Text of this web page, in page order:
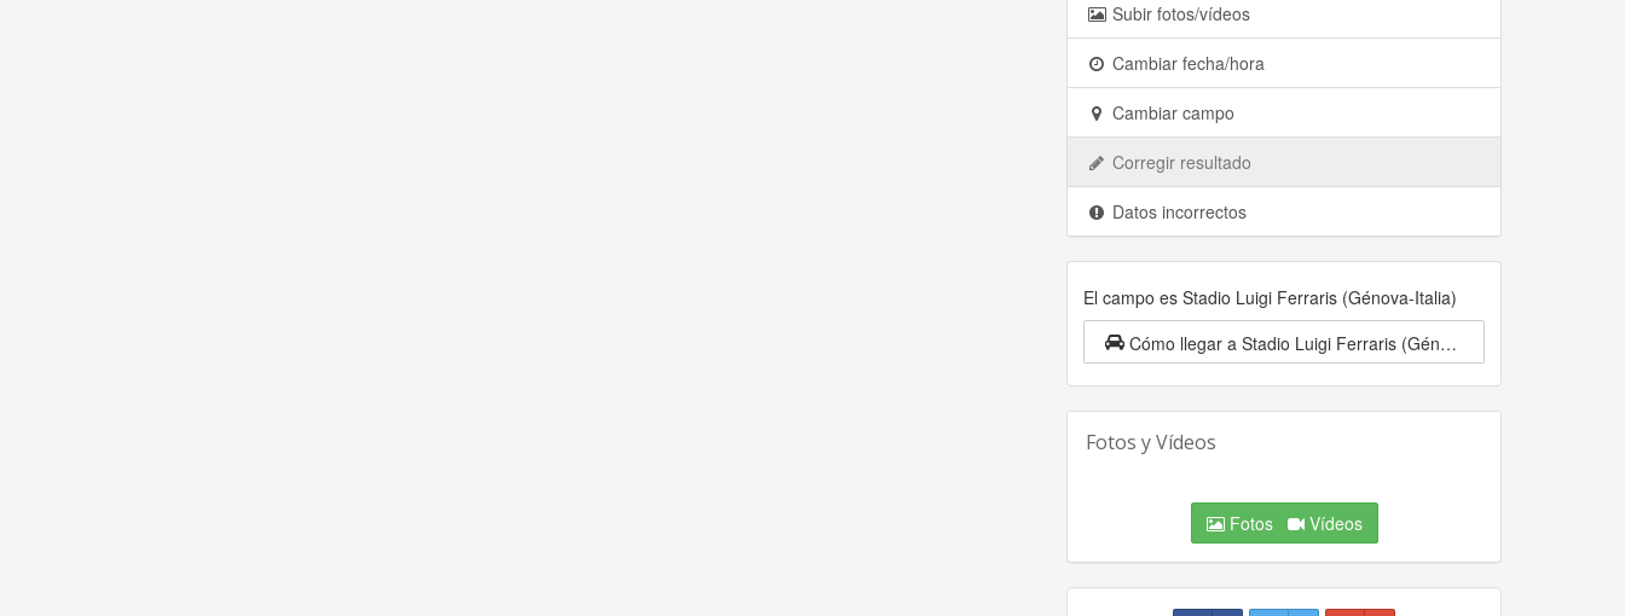
Subir fotos/vídeos
Cambiar fecha/hora
Cambiar campo
Corregir resultado
Datos incorrectos
El campo es Stadio Luigi Ferraris (Génova-Italia)
Cómo llegar a Stadio Luigi Ferraris (Génova-Italia)
Fotos y Vídeos
Fotos Vídeos